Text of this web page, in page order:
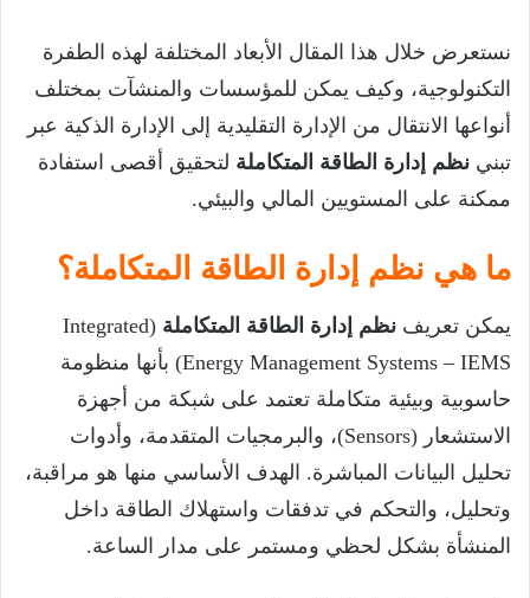
نستعرض خلال هذا المقال الأبعاد المختلفة لهذه الطفرة
التكنولوجية، وكيف يمكن للمؤسسات والمنشآت بمختلف
أنواعها الانتقال من الإدارة التقليدية إلى الإدارة الذكية عبر
تبني نظم إدارة الطاقة المتكاملة لتحقيق أقصى استفادة
ممكنة على المستويين المالي والبيئي.
ما هي نظم إدارة الطاقة المتكاملة؟
يمكن تعريف نظم إدارة الطاقة المتكاملة
(Integrated
Energy Management Systems – IEMS) بأنها منظومة
حاسوبية وبيئية متكاملة تعتمد على شبكة من أجهزة
الاستشعار (Sensors)، والبرمجيات المتقدمة، وأدوات
تحليل البيانات المباشرة. الهدف الأساسي منها هو مراقبة،
وتحليل، والتحكم في تدفقات واستهلاك الطاقة داخل
المنشأة بشكل لحظي ومستمر على مدار الساعة.